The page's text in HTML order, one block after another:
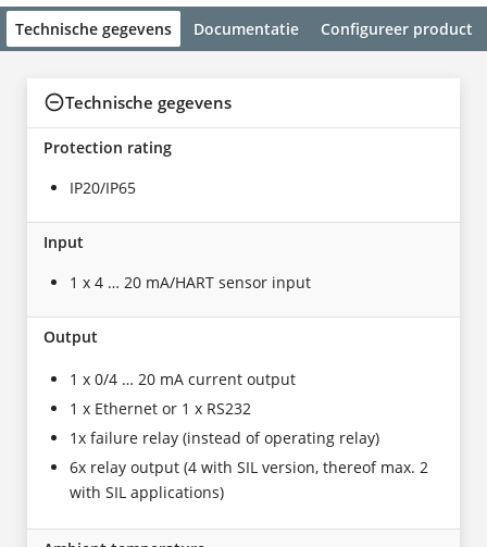
Technische gegevens Documentatie Configureer product
Technische gegevens
Protection rating
IP20/IP65
Input
1 x 4 … 20 mA/HART sensor input
Output
1 x 0/4 … 20 mA current output
1 x Ethernet or 1 x RS232
1x failure relay (instead of operating relay)
6x relay output (4 with SIL version, thereof max. 2
with SIL applications)